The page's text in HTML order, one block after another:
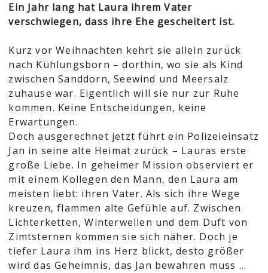
Ein Jahr lang hat Laura ihrem Vater
verschwiegen, dass ihre Ehe gescheitert ist.
Kurz vor Weihnachten kehrt sie allein zurück
nach Kühlungsborn – dorthin, wo sie als Kind
zwischen Sanddorn, Seewind und Meersalz
zuhause war. Eigentlich will sie nur zur Ruhe
kommen. Keine Entscheidungen, keine
Erwartungen.
Doch ausgerechnet jetzt führt ein Polizeieinsatz
Jan in seine alte Heimat zurück – Lauras erste
große Liebe. In geheimer Mission observiert er
mit einem Kollegen den Mann, den Laura am
meisten liebt: ihren Vater. Als sich ihre Wege
kreuzen, flammen alte Gefühle auf. Zwischen
Lichterketten, Winterwellen und dem Duft von
Zimtsternen kommen sie sich näher. Doch je
tiefer Laura ihm ins Herz blickt, desto größer
wird das Geheimnis, das Jan bewahren muss …